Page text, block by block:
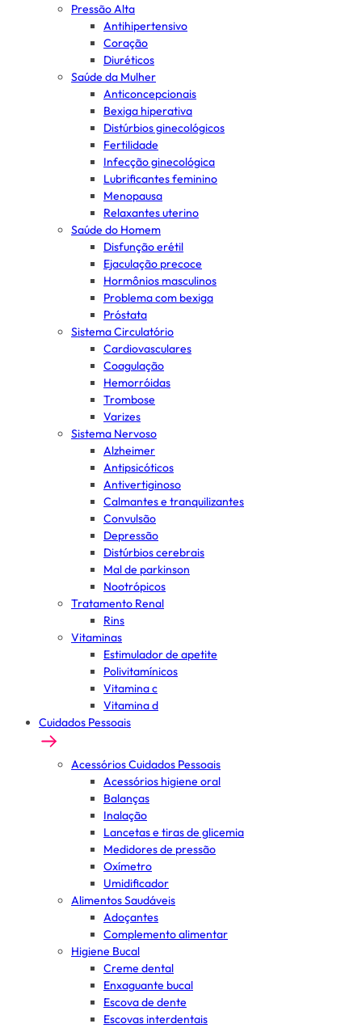
Pressão Alta
Antihipertensivo
Coração
Diuréticos
Saúde da Mulher
Anticoncepcionais
Bexiga hiperativa
Distúrbios ginecológicos
Fertilidade
Infecção ginecológica
Lubrificantes feminino
Menopausa
Relaxantes uterino
Saúde do Homem
Disfunção erétil
Ejaculação precoce
Hormônios masculinos
Problema com bexiga
Próstata
Sistema Circulatório
Cardiovasculares
Coagulação
Hemorróidas
Trombose
Varizes
Sistema Nervoso
Alzheimer
Antipsicóticos
Antivertiginoso
Calmantes e tranquilizantes
Convulsão
Depressão
Distúrbios cerebrais
Mal de parkinson
Nootrópicos
Tratamento Renal
Rins
Vitaminas
Estimulador de apetite
Polivitamínicos
Vitamina c
Vitamina d
Cuidados Pessoais
Acessórios Cuidados Pessoais
Acessórios higiene oral
Balanças
Inalação
Lancetas e tiras de glicemia
Medidores de pressão
Oxímetro
Umidificador
Alimentos Saudáveis
Adoçantes
Complemento alimentar
Higiene Bucal
Creme dental
Enxaguante bucal
Escova de dente
Escovas interdentais